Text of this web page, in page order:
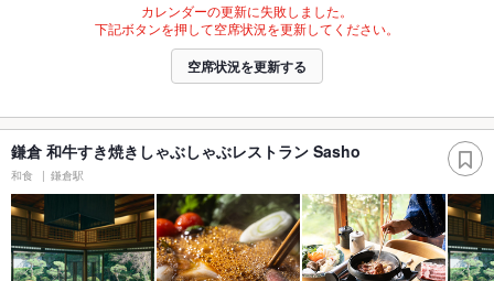
カレンダーの更新に失敗しました。
下記ボタンを押して空席状況を更新してください。
空席状況を更新する
鎌倉 和牛すき焼きしゃぶしゃぶレストラン Sasho
和食 鎌倉駅